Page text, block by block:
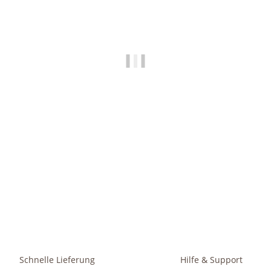
Schnelle Lieferung
Hilfe & Support